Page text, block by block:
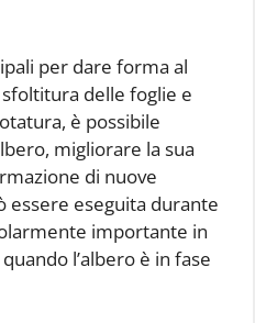
per dare forma al
delle foglie e
è possibile
migliorare la sua
di nuove
essere eseguita durante
importante in
l’albero è in fase